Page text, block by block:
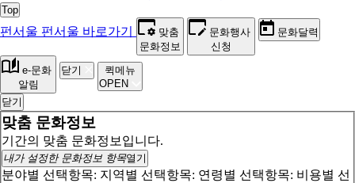
Top
펀서울 펀서울 바로가기
맞춤
문화정보
문화행사
신청
문화달력
e-문화
알림
닫기
퀵메뉴
OPEN
닫기
맞춤 문화정보
기간의 맞춤 문화정보입니다.
내가 설정한 문화정보 항목열기
분야별 선택항목: 지역별 선택항목: 연령별 선택항목: 비용별 선